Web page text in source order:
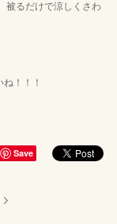
被るだけで涼しくさわ
！！！
Save